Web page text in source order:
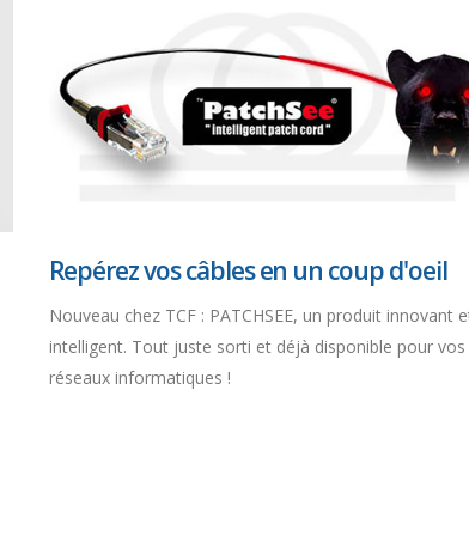
Repérez vos câbles en un coup d'oeil
Nouveau chez TCF : PATCHSEE, un produit innovant
intelligent. Tout juste sorti et déjà disponible pour vos
réseaux informatiques !